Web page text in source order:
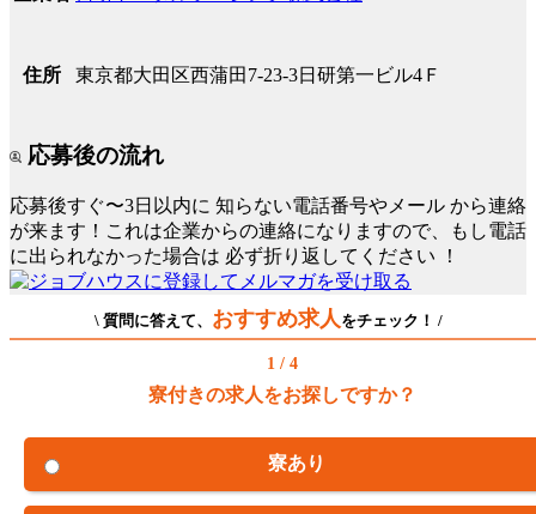
住所 東京都大田区西蒲田7-23-3日研第一ビル4Ｆ
応募後の流れ
応募後すぐ〜3日以内に 知らない電話番号やメール から連絡
が来ます！これは企業からの連絡になりますので、もし電話
に出られなかった場合は 必ず折り返してください ！
\ 質問に答えて、 おすすめ求人をチェック！ /
1 / 4
寮付きの求人をお探しですか？
寮あり